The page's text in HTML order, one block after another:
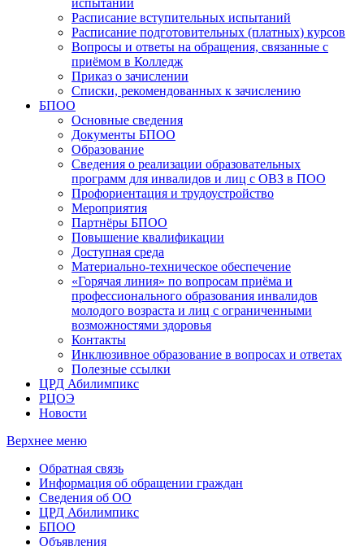
испытаний
Расписание вступительных испытаний
Расписание подготовительных (платных) курсов
Вопросы и ответы на обращения, связанные с
приёмом в Колледж
Приказ о зачислении
Списки, рекомендованных к зачислению
БПОО
Основные сведения
Документы БПОО
Образование
Сведения о реализации образовательных
программ для инвалидов и лиц с ОВЗ в ПОО
Профориентация и трудоустройство
Мероприятия
Партнёры БПОО
Повышение квалификации
Доступная среда
Материально-техническое обеспечение
«Горячая линия» по вопросам приёма и
профессионального образования инвалидов
молодого возраста и лиц с ограниченными
возможностями здоровья
Контакты
Инклюзивное образование в вопросах и ответах
Полезные ссылки
ЦРД Абилимпикс
РЦОЭ
Новости
Верхнее меню
Обратная связь
Информация об обращении граждан
Сведения об ОО
ЦРД Абилимпикс
БПОО
Объявления